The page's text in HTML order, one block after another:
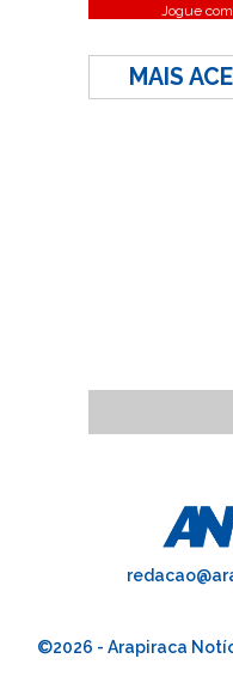
Jogue
MAIS
©2026 - Arapiraca